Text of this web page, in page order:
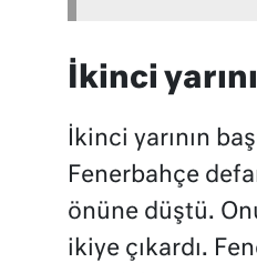
İkinci
İkinci yarının
Fenerbahçe
önüne düştü.
ikiye çıkardı.